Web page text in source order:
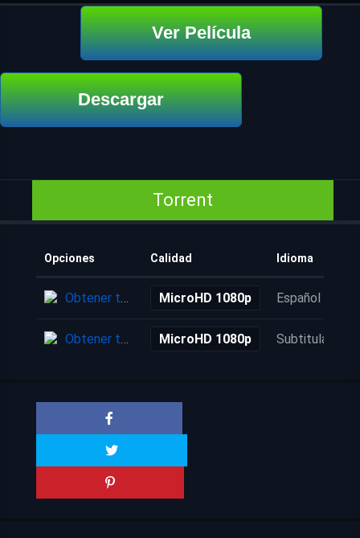
Ver Película
Descargar
Torrent
Opciones Calidad Idioma
Obtener torrent MicroHD 1080p Español
Obtener torrent MicroHD 1080p Subtitulada